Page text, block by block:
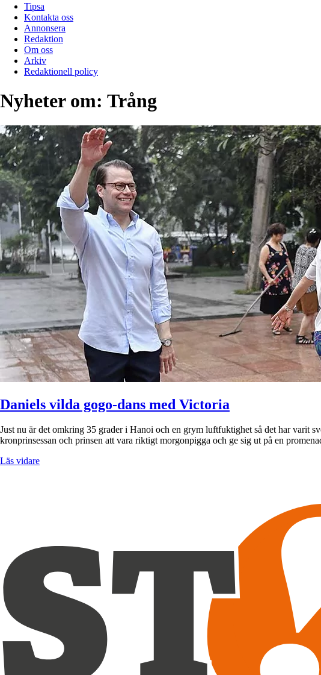
Tipsa
Kontakta oss
Annonsera
Redaktion
Om oss
Arkiv
Redaktionell policy
Nyheter om: Trång
Daniels vilda gogo-dans med Victoria
Just nu är det omkring 35 grader i Hanoi och en grym luftfuktighet så det har varit
kronprinsessan och prinsen att vara riktigt morgonpigga och ge sig ut på en
Läs vidare